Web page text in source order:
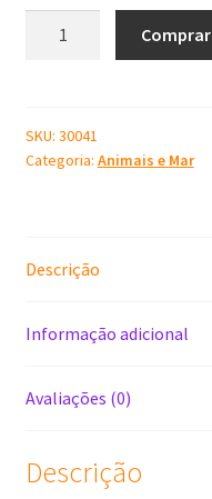
12
Cavidades
Comprar
SKU: 30041
Categoria: Animais e Mar
Descrição
Informação adicional
Avaliações (0)
Descrição